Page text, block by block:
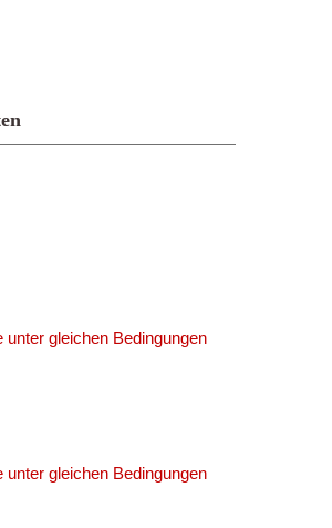
gleichen Bedingungen
gleichen Bedingungen